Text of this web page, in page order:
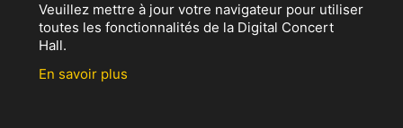
Veuillez mettre à jour votre navigateur pour utiliser
toutes les fonctionnalités de la Digital Concert
Hall.
En savoir plus